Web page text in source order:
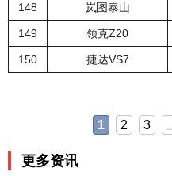
148 岚图泰山
149 领克Z20
150 捷达VS7
1 2 3
更多资讯